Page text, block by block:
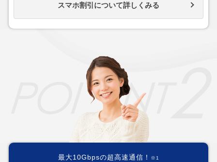
スマホ割引について詳しくみる
最大10Gbpsの超高速通信！ ※1